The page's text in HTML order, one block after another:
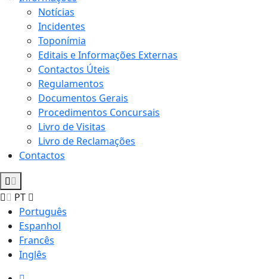
Notícias
Incidentes
Toponímia
Editais e Informações Externas
Contactos Úteis
Regulamentos
Documentos Gerais
Procedimentos Concursais
Livro de Visitas
Livro de Reclamações
Contactos
PT
Português
Espanhol
Francês
Inglês